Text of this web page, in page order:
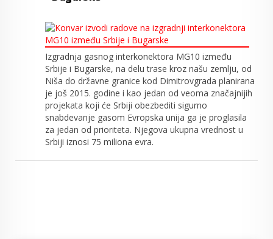
Izgradnja gasnog interkonektora MG10 između
Srbije i Bugarske, na delu trase kroz našu zemlju, od
Niša do državne granice kod Dimitrovgrada planirana
je još 2015. godine i kao jedan od veoma značajnijih
projekata koji će Srbiji obezbediti sigurno
snabdevanje gasom Evropska unija ga je proglasila
za jedan od prioriteta. Njegova ukupna vrednost u
Srbiji iznosi 75 miliona evra.